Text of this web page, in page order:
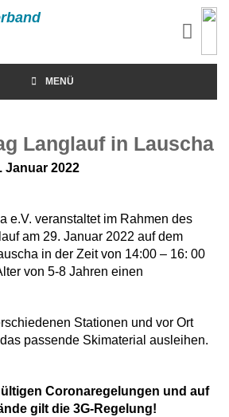
MENÜ
Langlauf in Lauscha
Januar 2022
e.V. veranstaltet im Rahmen des
am 29. Januar 2022 auf dem
in der Zeit von 14:00 – 16: 00
von 5-8 Jahren einen
Stationen und vor Ort
passende Skimaterial ausleihen.
Coronaregelungen und auf
gilt die 3G-Regelung!